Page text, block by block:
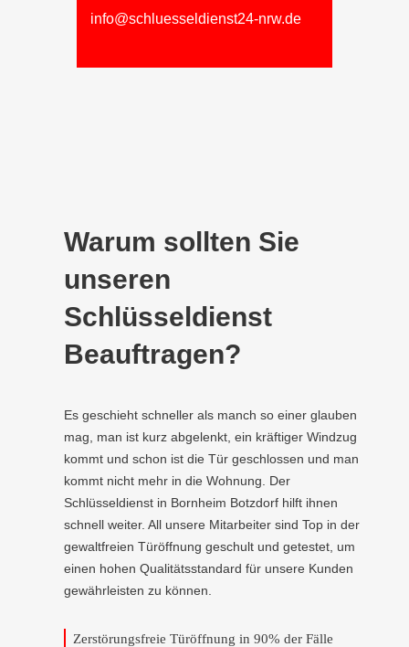
info@schluesseldienst24-nrw.de
Warum sollten Sie
unseren
Schlüsseldienst
Beauftragen?
Es geschieht schneller als manch so einer glauben
mag, man ist kurz abgelenkt, ein kräftiger Windzug
kommt und schon ist die Tür geschlossen und man
kommt nicht mehr in die Wohnung. Der
Schlüsseldienst in Bornheim Botzdorf hilft ihnen
schnell weiter. All unsere Mitarbeiter sind Top in der
gewaltfreien Türöffnung geschult und getestet, um
einen hohen Qualitätsstandard für unsere Kunden
gewährleisten zu können.
Zerstörungsfreie Türöffnung in 90% der Fälle